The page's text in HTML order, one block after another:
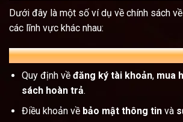
Dưới đây là một số ví dụ về chính sách
các lĩnh vực khác nhau:
A. Website thương mại điện tử
Quy định về đăng ký tài khoản, mua
sách hoàn trả.
Điều khoản về bảo mật thông tinvà